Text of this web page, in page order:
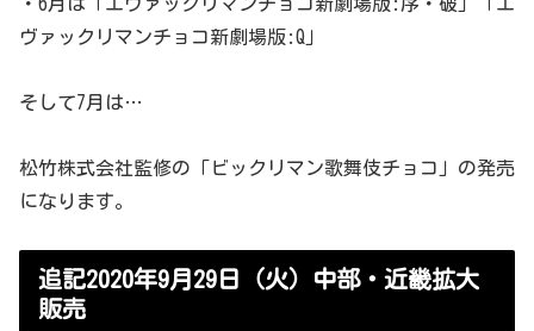
ヴァックリマンチョコ新劇場版:Q」
そして7月は…
松竹株式会社監修の「ビックリマン歌舞伎チョコ」の発売
になります。
追記2020年9月29日（火）中部・近畿拡大
販売